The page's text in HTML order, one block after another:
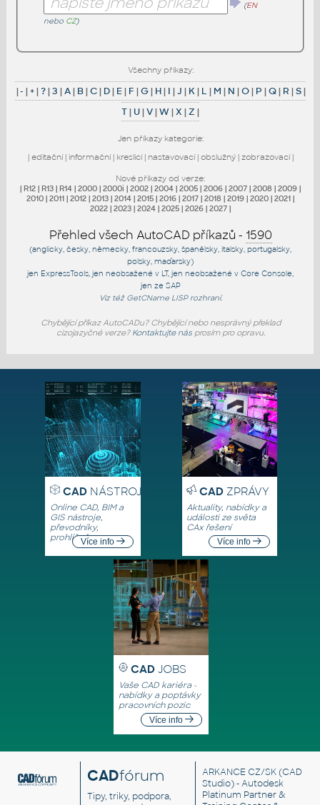
(EN
nebo CZ)
Všechny příkazy:
|- |+|?|3 |A| B|C| D| E| F |G| H| I |J | K| L | M | N |O| P |Q| R |S|
T| U|V|W|X |Z |
Jen příkazy kategorie:
| editační| informační| kreslicí| nastavovací| obslužný| zobrazovací|
Nové příkazy od verze:
| R12 | R13 | R14 | 2000 | 2000i | 2002 | 2004 | 2005 | 2006 | 2007 | 2008 | 2009 |
2010 | 2011 | 2012 | 2013 | 2014 | 2015 | 2016 | 2017 | 2018 | 2019 | 2020 | 2021 |
2022 | 2023 | 2024 | 2025 | 2026 | 2027 |
Přehled všech AutoCAD příkazů - 1590
(anglicky, česky, německy, francouzsky, španělsky, italsky, portugalsky,
polsky, maďarsky)
jen ExpressTools , jen neobsažené v LT, jen neobsažené v Core Console
jen ze SAP
Viz též GetCNameLISP rozhraní.
Chybějící příkaz AutoCADu? Chybějící nebo nesprávný překlad
cizojazyčné verze? Kontaktujte násprosím pro opravu.
CADNÁSTROJE
Online CAD, BIM a
GIS nástroje,
převodníky,
prohlížečeVíce info
CADZPRÁVY
Aktuality, nabídky a
události ze světa
CAx řešení
Více info
CAD JOBS
Vaše CAD kariéra -
nabídky a poptávky
pracovních pozic
Více info
CADfórum
Tipy, triky, podpora,
ARKANCE CZ/SK(CAD
Studio) - Autodesk
Platinum Partner &